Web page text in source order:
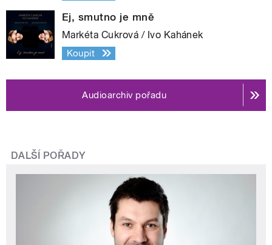
Ej, smutno je mně
Markéta Cukrová / Ivo Kahánek
Koupit
Audioarchiv pořadu
DALŠÍ POŘADY